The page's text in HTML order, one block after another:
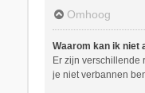
Omhoog
Waarom kan ik niet
Er zijn verschillende
je niet verbannen